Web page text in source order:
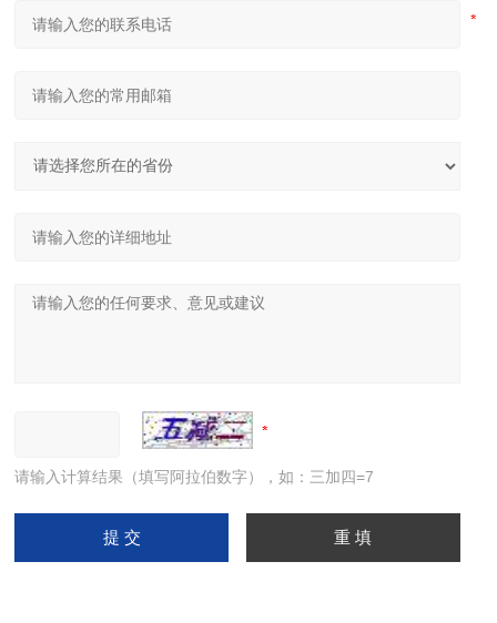
请输入计算结果（填写阿拉伯数字），如：三加四=7